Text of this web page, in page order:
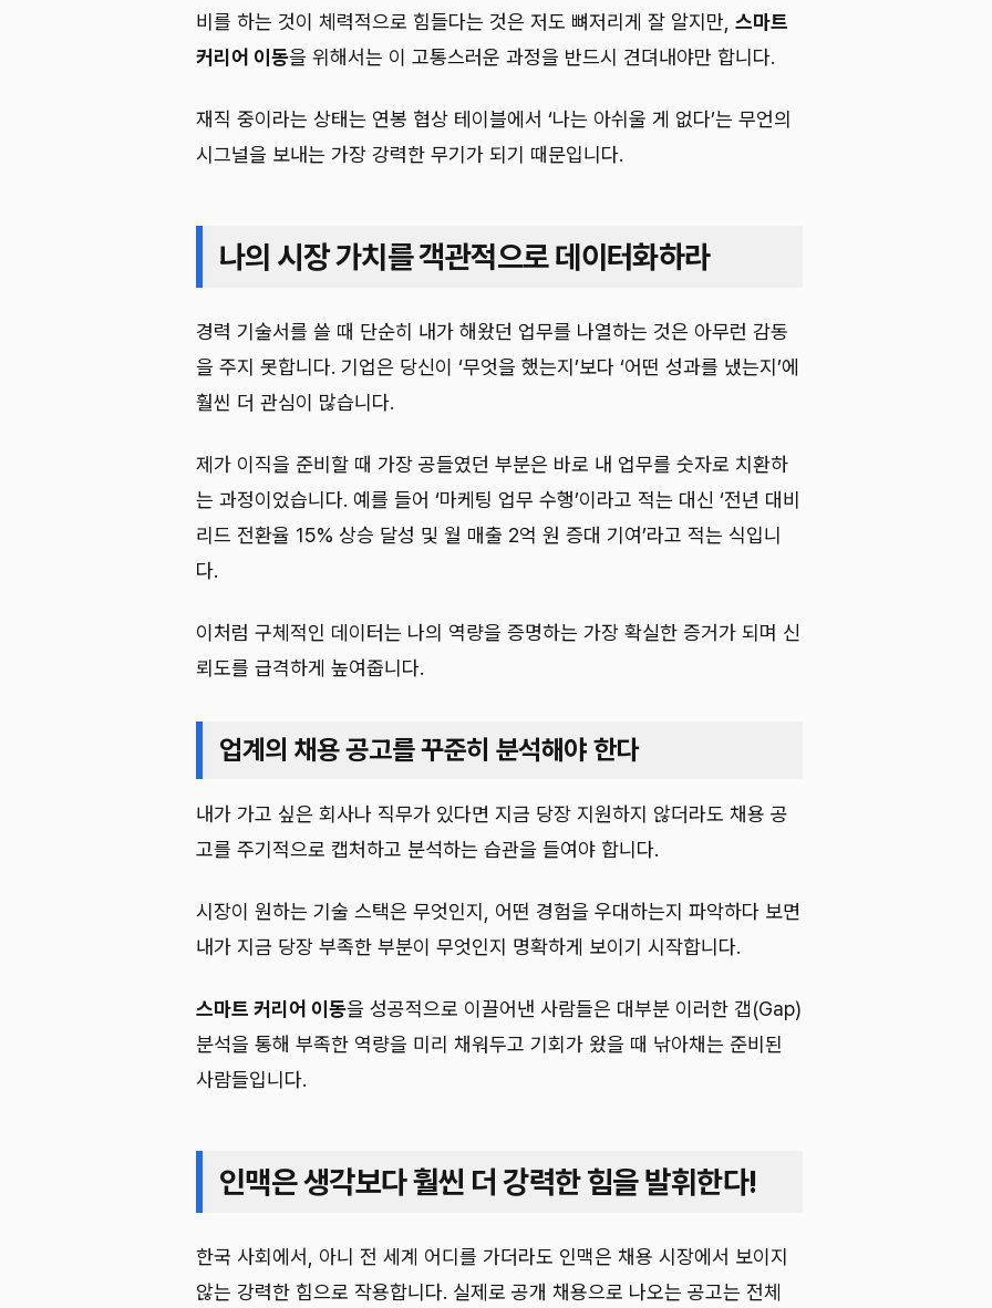
비를 하는 것이 체력적으로 힘들다는 것은 저도 뼈저리게 잘 알지만, 스마트
커리어 이동을 위해서는 이 고통스러운 과정을 반드시 견뎌내야만 합니다.
재직 중이라는 상태는 연봉 협상 테이블에서 ‘나는 아쉬울 게 없다’는 무언의
시그널을 보내는 가장 강력한 무기가 되기 때문입니다.
나의 시장 가치를 객관적으로 데이터화하라
경력 기술서를 쓸 때 단순히 내가 해왔던 업무를 나열하는 것은 아무런 감동
을 주지 못합니다. 기업은 당신이 ‘무엇을 했는지’보다 ‘어떤 성과를 냈는지’에
훨씬 더 관심이 많습니다.
제가 이직을 준비할 때 가장 공들였던 부분은 바로 내 업무를 숫자로 치환하
는 과정이었습니다. 예를 들어 ‘마케팅 업무 수행’이라고 적는 대신 ‘전년 대비
리드 전환율 15% 상승 달성 및 월 매출 2억 원 증대 기여’라고 적는 식입니
다.
이처럼 구체적인 데이터는 나의 역량을 증명하는 가장 확실한 증거가 되며 신
뢰도를 급격하게 높여줍니다.
업계의 채용 공고를 꾸준히 분석해야 한다
내가 가고 싶은 회사나 직무가 있다면 지금 당장 지원하지 않더라도 채용 공
고를 주기적으로 캡처하고 분석하는 습관을 들여야 합니다.
시장이 원하는 기술 스택은 무엇인지, 어떤 경험을 우대하는지 파악하다 보면
내가 지금 당장 부족한 부분이 무엇인지 명확하게 보이기 시작합니다.
스마트 커리어 이동을 성공적으로 이끌어낸 사람들은 대부분 이러한 갭(Gap)
분석을 통해 부족한 역량을 미리 채워두고 기회가 왔을 때 낚아채는 준비된
사람들입니다.
인맥은 생각보다 훨씬 더 강력한 힘을 발휘한다!
한국 사회에서, 아니 전 세계 어디를 가더라도 인맥은 채용 시장에서 보이지
않는 강력한 힘으로 작용합니다. 실제로 공개 채용으로 나오는 공고는 전체